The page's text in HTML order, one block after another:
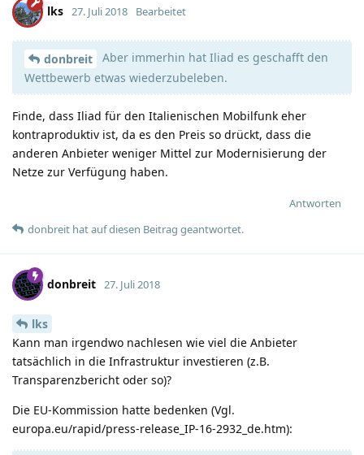
lks 27. Juli 2018 Bearbeitet
donbreit
Aber immerhin hat Iliad es geschafft den
Wettbewerb etwas wiederzubeleben.
Finde, dass Iliad für den Italienischen Mobilfunk eher
kontraproduktiv ist, da es den Preis so drückt, dass die
anderen Anbieter weniger Mittel zur Modernisierung der
Netze zur Verfügung haben.
Antworten
donbreit hatauf diesen Beitrag geantwortet.
donbreit 27. Juli 2018
lks
Kann man irgendwo nachlesen wie viel die Anbieter
tatsächlich in die Infrastruktur investieren (z.B.
Transparenzbericht oder so)?
Die EU-Kommission hatte bedenken (Vgl.
europa.eu/rapid/press-release_IP-16-2932_de.htm):